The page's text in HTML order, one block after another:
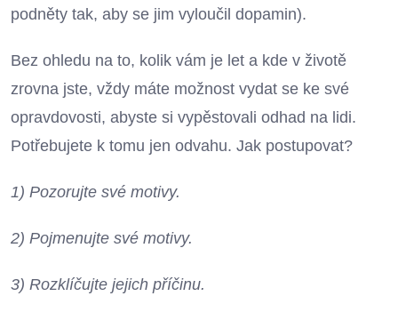
podněty tak, aby se jim vyloučil dopamin).
Bez ohledu na to, kolik vám je let a kde v životě
zrovna jste, vždy máte možnost vydat se ke své
opravdovosti, abyste si vypěstovali odhad na lidi.
Potřebujete k tomu jen odvahu. Jak postupovat?
1) Pozorujte své motivy.
2) Pojmenujte své motivy.
3) Rozklíčujte jejich příčinu.